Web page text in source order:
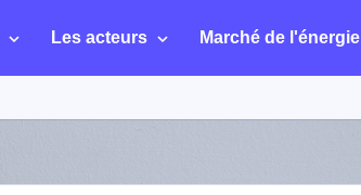
Les acteurs Marché de l'énergie